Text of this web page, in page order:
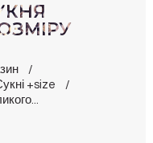
+size